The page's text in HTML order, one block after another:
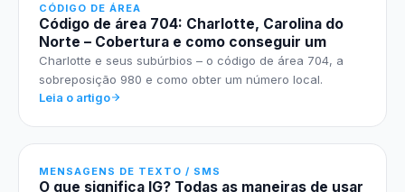
CÓDIGO DE ÁREA
Código de área 704: Charlotte, Carolina do
Norte – Cobertura e como conseguir um
Charlotte e seus subúrbios – o código de área 704, a
sobreposição 980 e como obter um número local.
Leia o artigo
MENSAGENS DE TEXTO / SMS
O que significa IG? Todas as maneiras de usar